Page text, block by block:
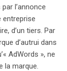
l’annonce
entreprise
d’un tiers. Par
d’autrui dans
AdWords », ne
la marque.